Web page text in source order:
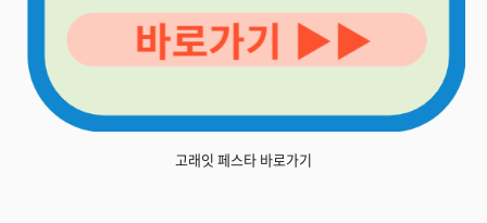
고래잇 페스타 바로가기